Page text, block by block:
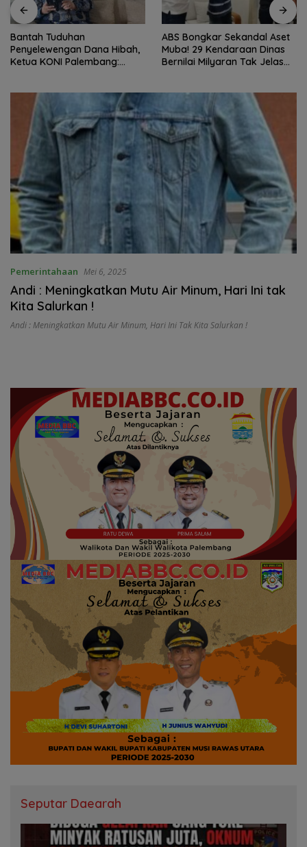
Bantah Tuduhan
Penyelewengan Dana Hibah,
Ketua KONI Palembang:
ABS Bongkar Sekandal Aset
Muba! 29 Kendaraan Dinas
Bernilai Milyaran Tak Jelas
Pemerintahaan Mei 6, 2025
Andi : Meningkatkan Mutu Air Minum, Hari Ini tak
Kita Salurkan !
Andi : Meningkatkan Mutu Air Minum, Hari Ini Tak Kita Salurkan !
Seputar Daearah